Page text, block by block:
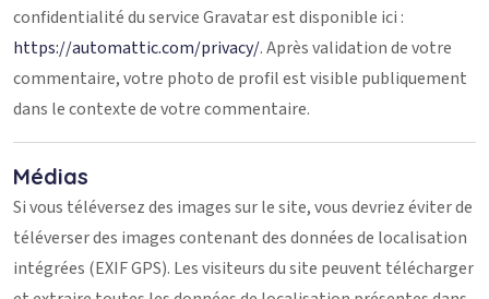
confidentialité du service Gravatar est disponible ici :
https://automattic.com/privacy/. Après validation de votre
commentaire, votre photo de profil est visible publiquement
dans le contexte de votre commentaire.
Médias
Si vous téléversez des images sur le site, vous devriez éviter de
téléverser des images contenant des données de localisation
intégrées (EXIF GPS). Les visiteurs du site peuvent télécharger